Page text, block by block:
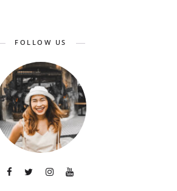
FOLLOW US